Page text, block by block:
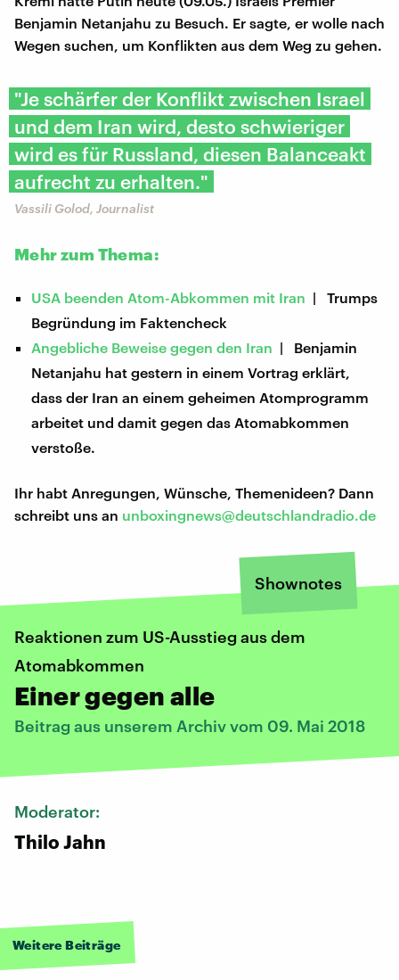
Benjamin Netanjahu zu Besuch. Er sagte, er wolle nach
Wegen suchen, um Konflikten aus dem Weg zu gehen.
"Je schärfer der Konflikt zwischen Israel
und dem Iran wird, desto schwieriger
wird es für Russland, diesen Balanceakt
aufrecht zu erhalten."
Vassili Golod, Journalist
Mehr zum Thema:
USA beenden Atom-Abkommen mit Iran | Trumps
Begründung im Faktencheck
Angebliche Beweise gegen den Iran | Benjamin
Netanjahu hat gestern in einem Vortrag erklärt,
dass der Iran an einem geheimen Atomprogramm
arbeitet und damit gegen das Atomabkommen
verstoße.
Ihr habt Anregungen, Wünsche, Themenideen? Dann
schreibt uns an unboxingnews@deutschlandradio.de
Shownotes
Reaktionen zum US-Ausstieg aus dem
Atomabkommen
Einer gegen alle
Beitrag aus unserem Archiv vom 09. Mai 2018
Moderator:
Thilo Jahn
Weitere Beiträge